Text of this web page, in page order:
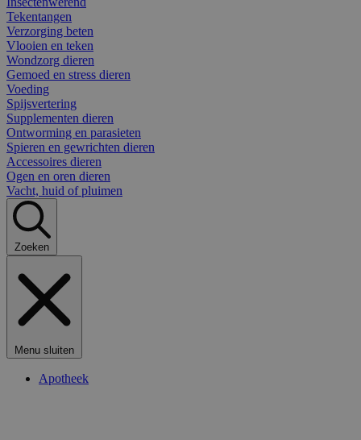
Tekentangen
Verzorging beten
Vlooien en teken
Wondzorg dieren
Gemoed en stress dieren
Voeding
Spijsvertering
Supplementen dieren
Ontworming en parasieten
Spieren en gewrichten dieren
Accessoires dieren
Ogen en oren dieren
Vacht, huid of pluimen
Zoeken
Menu sluiten
Apotheek